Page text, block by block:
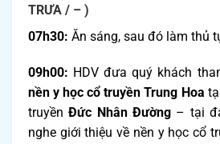
TRƯA / – )
07h30: Ăn sáng, sau đó làm thủ
09h00: HDV đưa quý khách
nền y học cổ truyền Trung Hoa
truyềnĐức Nhân Đường – tại
nghe giới thiệu về nền y học cổ